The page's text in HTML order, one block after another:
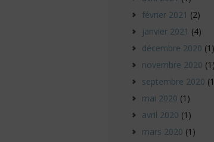
février 2021 (2)
janvier 2021 (4)
décembre 2020 (1)
novembre 2020 (1)
septembre 2020
mai 2020 (1)
avril 2020 (1)
mars 2020 (1)